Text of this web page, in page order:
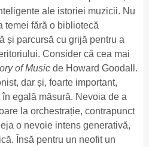
ale istoriei muzicii. Nu
temei fără o bibliotecă
și parcursă cu grijă pentru a
Consider că cea mai
of Musicde Howard Goodall.
dar și, foarte important,
egală măsură. Nevoia de a
la orchestrație, contrapunct
o nevoie intens generativă,
Însă pentru un neofit un